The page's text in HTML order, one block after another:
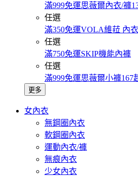
滿999免運思薇爾內衣/褲
任選
滿350免運VOLA維菈 內衣
任選
滿750免運SKIP機能內褲
任選
滿999免運思薇爾小褲167
更多
女內衣
無鋼圈內衣
軟鋼圈內衣
運動內衣/褲
無痕內衣
少女內衣